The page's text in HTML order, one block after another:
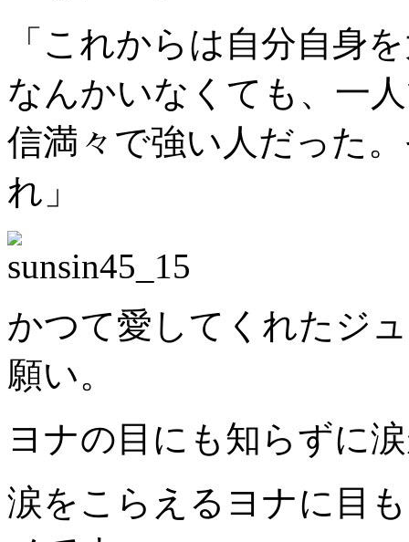
「これからは自分自身
なんかいなくても、一
信満々で強い人だった
れ」
かつて愛してくれたジ
願い。
ヨナの目にも知らずに
涙をこらえるヨナに目